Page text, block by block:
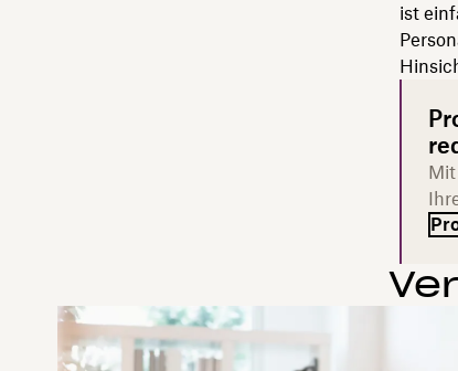
ist